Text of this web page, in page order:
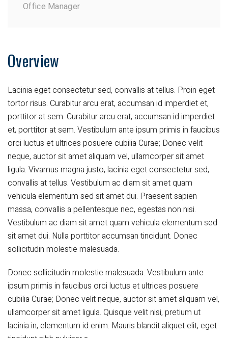
Office Manager
Overview
Lacinia eget consectetur sed, convallis at tellus. Proin eget
tortor risus. Curabitur arcu erat, accumsan id imperdiet et,
porttitor at sem. Curabitur arcu erat, accumsan id imperdiet
et, porttitor at sem. Vestibulum ante ipsum primis in faucibus
orci luctus et ultrices posuere cubilia Curae; Donec velit
neque, auctor sit amet aliquam vel, ullamcorper sit amet
ligula. Vivamus magna justo, lacinia eget consectetur sed,
convallis at tellus. Vestibulum ac diam sit amet quam
vehicula elementum sed sit amet dui. Praesent sapien
massa, convallis a pellentesque nec, egestas non nisi.
Vestibulum ac diam sit amet quam vehicula elementum sed
sit amet dui. Nulla porttitor accumsan tincidunt. Donec
sollicitudin molestie malesuada.
Donec sollicitudin molestie malesuada. Vestibulum ante
ipsum primis in faucibus orci luctus et ultrices posuere
cubilia Curae; Donec velit neque, auctor sit amet aliquam vel,
ullamcorper sit amet ligula. Quisque velit nisi, pretium ut
lacinia in, elementum id enim. Mauris blandit aliquet elit, eget